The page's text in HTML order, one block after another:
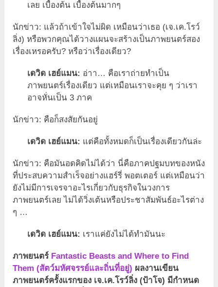
เลย เบื้องต้น เบื้องต้นมากๆ
นักข่าว: แล้วถ้าเข้าใจไม่ผิด เหมือนว่าเธอ (เจ.เค.โรว์
ลิ่ง) หรือพวกคุณได้วางแผนจะสร้างเป็นภาพยนตร์สอง
เรื่องเหรอครับ? หรือว่าเรื่องเดียว?
เดวิด เฮย์แมน: อ่าา… คือเราถ่ายทำเป็น
ภาพยนตร์เรื่องเดียว แต่เหมือนเราจะคุย ๆ ว่าเรา
อาจหั่นเป็น 3 ภาค
นักข่าว: คือก็สงสัยกันอยู่
เดวิด เฮย์แมน: แต่คือทั้งหมดก็เป็นเรื่องเดียวกันล่ะ
นักข่าว: คือมันอดคิดไม่ได้ว่า นี่คือภาคปฐมบทของหนัง
ที่ประสบความสำเร็จอย่างแฮร์รี่ พอตเตอร์ แต่เหมือนว่า
ยังไม่มีการเจรจาอะไรเกี่ยวกับธุรกิจในวงการ
ภาพยนตร์เลย ไม่ได้วิ่งเต้นหรือประชาสัมพันธ์อะไรต่าง
ๆ …
เดวิด เฮย์แมน: เราแค่ยังไม่ได้ทำมันนะ
ภาพยนตร์ Fantastic Beasts and Where to Find
Them (สัตว์มหัศจรรย์และถิ่นที่อยู่) ผลงานเขียน
ภาพยนตร์ครั้งแรกของ เจ.เค.โรว์ลิ่ง (ป้าโจ) มีกำหนด